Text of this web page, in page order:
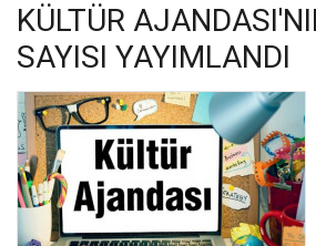
KÜLTÜR
SAYISI YAYIMLANDI